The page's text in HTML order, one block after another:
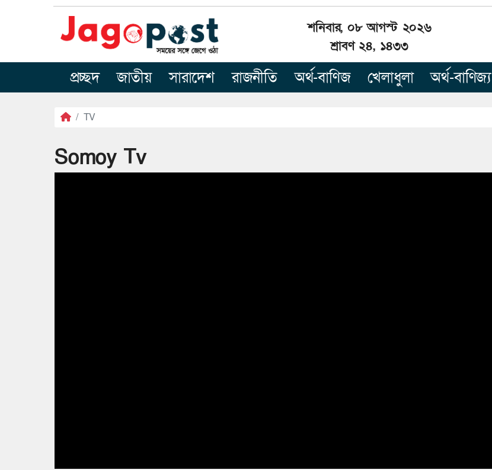
শনিবার, ০৮ আগস্ট ২০২৬
শ্রাবণ ২৪, ১৪৩৩
প্রচ্ছদ জাতীয় সারাদেশ রাজনীতি অর্থ-বাণিজ খেলাধুলা অর্থ-বাণিজ্য
TV
Somoy Tv